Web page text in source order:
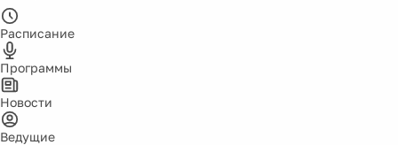
Расписание
Программы
Новости
Ведущие